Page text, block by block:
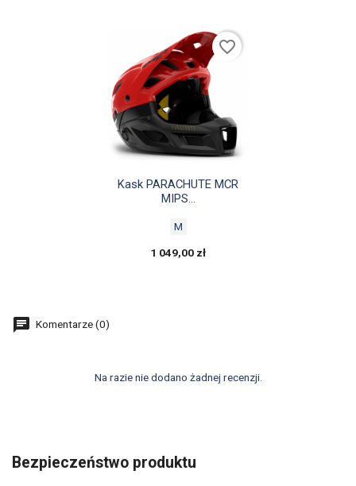
Szybki podgląd
Kask PARACHUTE MCR
MIPS...
M
1 049,00 zł
favorite_border
Komentarze (0)
Na razie nie dodano żadnej recenzji.
Bezpieczeństwo produktu